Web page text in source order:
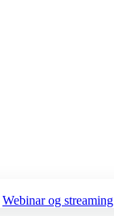
Webinar og streaming